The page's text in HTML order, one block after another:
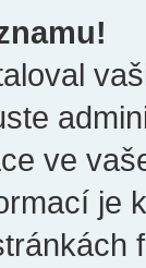
ve
je